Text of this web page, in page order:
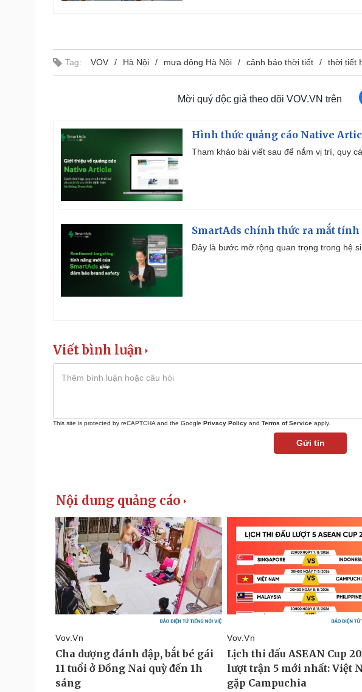
Tag: VOV Hà Nội mưa dông Hà Nội cảnh báo thời tiết thời tiết
Mời quý độc giả theo dõi VOV.VN trên
Hình thức quảng cáo Native
Tham khảo bài viết sau để nắm vị trí, quy
SmartAds chính thức ra mắt
Đây là bước mở rộng quan trọng trong hệ
Viết bình luận
This site is protected by reCAPTCHA and the Google Privacy Policy and Terms of Service apply.
Gửi tin